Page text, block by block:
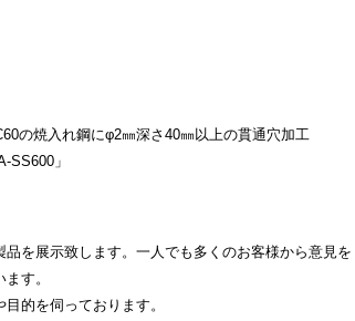
の焼入れ鋼にφ2㎜深さ40㎜以上の貫通穴加工
SS600」
を展示致します。一人でも多くのお客様から意見を
す。
的を伺っております。